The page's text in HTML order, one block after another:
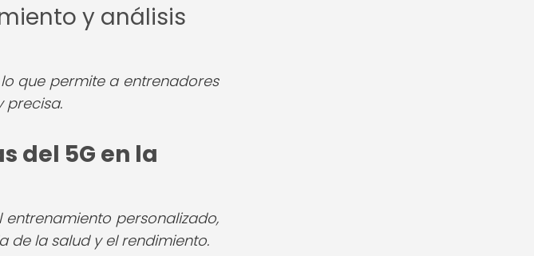
y análisis
que permite a entrenadores
precisa.
del 5G en la
personalizado,
de la salud y el rendimiento.